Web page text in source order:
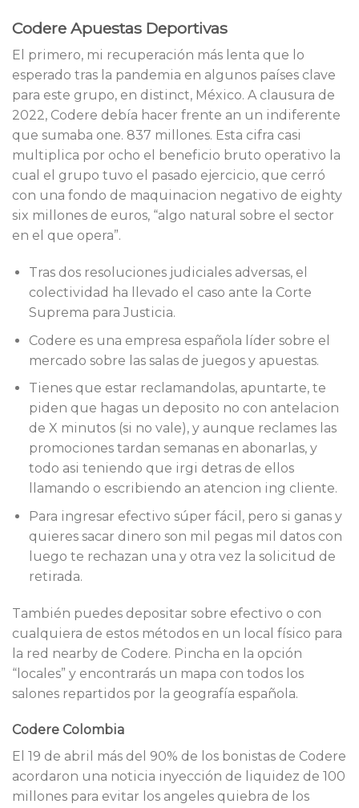
Codere Apuestas Deportivas
El primero, mi recuperación más lenta que lo
esperado tras la pandemia en algunos países clave
para este grupo, en distinct, México. A clausura de
2022, Codere debía hacer frente an un indiferente
que sumaba one. 837 millones. Esta cifra casi
multiplica por ocho el beneficio bruto operativo la
cual el grupo tuvo el pasado ejercicio, que cerró
con una fondo de maquinacion negativo de eighty
six millones de euros, “algo natural sobre el sector
en el que opera”.
Tras dos resoluciones judiciales adversas, el
colectividad ha llevado el caso ante la Corte
Suprema para Justicia.
Codere es una empresa española líder sobre el
mercado sobre las salas de juegos y apuestas.
Tienes que estar reclamandolas, apuntarte, te
piden que hagas un deposito no con antelacion
de X minutos (si no vale), y aunque reclames las
promociones tardan semanas en abonarlas, y
todo asi teniendo que irgi detras de ellos
llamando o escribiendo an atencion ing cliente.
Para ingresar efectivo súper fácil, pero si ganas y
quieres sacar dinero son mil pegas mil datos con
luego te rechazan una y otra vez la solicitud de
retirada.
También puedes depositar sobre efectivo o con
cualquiera de estos métodos en un local físico para
la red nearby de Codere. Pincha en la opción
“locales” y encontrarás un mapa con todos los
salones repartidos por la geografía española.
Codere Colombia
El 19 de abril más del 90% de los bonistas de Codere
acordaron una noticia inyección de liquidez de 100
millones para evitar los angeles quiebra de los